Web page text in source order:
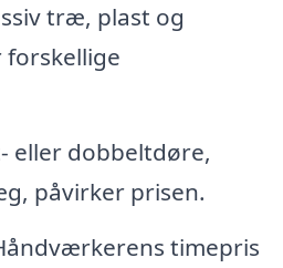
træ, plast og
eller dobbeltdøre,
påvirker prisen.
timepris